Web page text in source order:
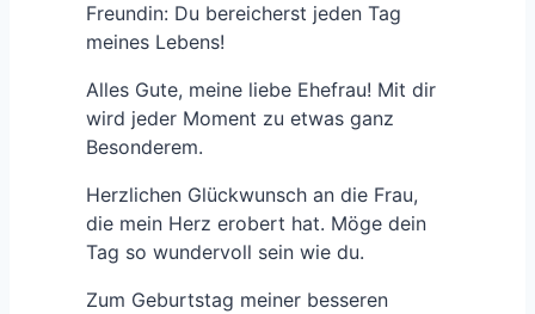
Freundin: Du bereicherst jeden Tag
meines Lebens!
Alles Gute, meine liebe Ehefrau! Mit dir
wird jeder Moment zu etwas ganz
Besonderem.
Herzlichen Glückwunsch an die Frau,
die mein Herz erobert hat. Möge dein
Tag so wundervoll sein wie du.
Zum Geburtstag meiner besseren